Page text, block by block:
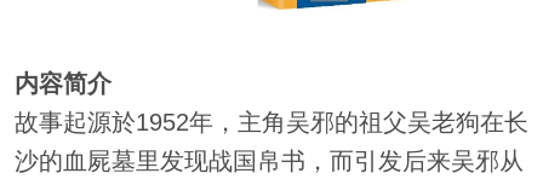
内容简介
故事起源於1952年，主角吴邪的祖父吴老狗在长
沙的血屍墓里发现战国帛书，而引发后来吴邪从